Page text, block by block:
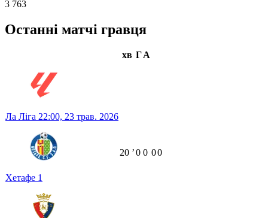
3 763
Останні матчі гравця
хв ГА
Ла Ліга 22:00, 23 трав. 2026
Хетафе 1
20 ʼ0 0 00